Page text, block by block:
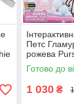
Петс
рожева
Unicorn
Готово до
1 030 ₴